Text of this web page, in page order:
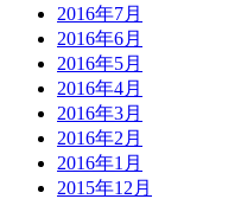
2016年7月
2016年6月
2016年5月
2016年4月
2016年3月
2016年2月
2016年1月
2015年12月